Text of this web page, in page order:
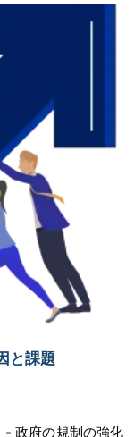
と課題
- 政府の規制の強化